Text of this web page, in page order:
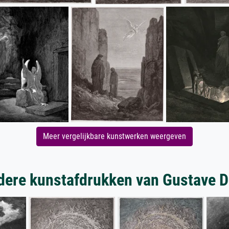
Meer vergelijkbare kunstwerken weergeven
kunstafdrukken van Gustave